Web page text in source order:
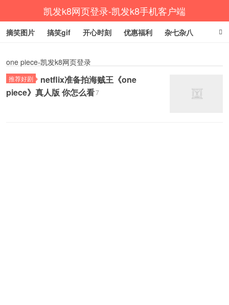
凯发k8网页登录-凯发k8手机客户端
摘笑图片 搞笑gif 开心时刻 优惠福利 杂七杂八
one piece-凯发k8网页登录
推荐好剧
netflix准备拍海贼王《one
piece》真人版 你怎么看7